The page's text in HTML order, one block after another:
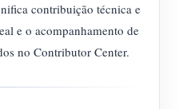
contribuição técnica e
e o acompanhamento de
no Contributor Center.